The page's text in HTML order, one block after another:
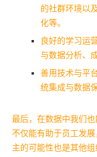
的社群环境以
化等。
良好的学习运
与数据分析、
善用技术与平
统集成与数据
最后，在数据中我们也
不仅能有助于员工发
主的可能性也是其他组